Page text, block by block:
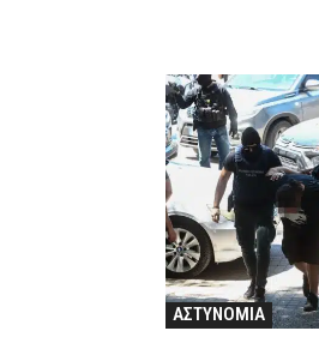
ΑΣΤΥΝΟΜΙΑ